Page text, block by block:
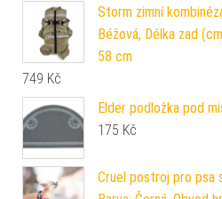
Storm zimní
Béžová, Délka zad
58 cm
749 Kč
Elder podložka pod
175 Kč
Cruel postroj pro psa